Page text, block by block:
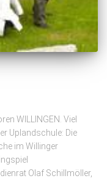
WILLINGEN. Viel
Uplandschule: Die
im Willinger
Olaf Schillmöller,